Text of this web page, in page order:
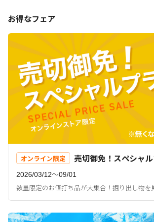
お得なフェア
オンライン限定 売切御免！スペシャ
2026/03/12〜09/01
数量限定のお値打ち品が大集合！掘り出し物を